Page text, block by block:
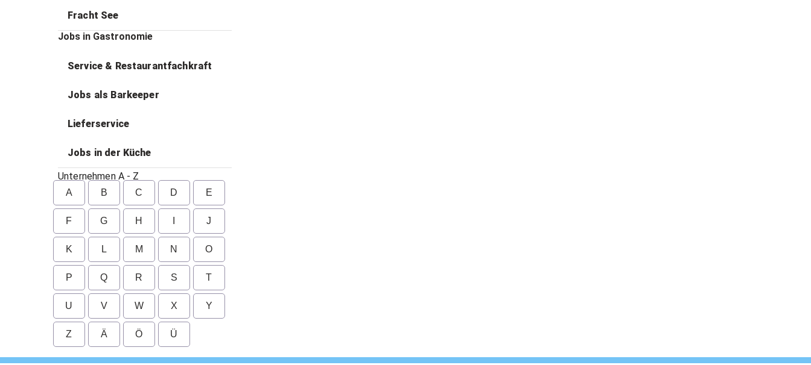
Fracht See
Jobs in Gastronomie
Service & Restaurantfachkraft
Jobs als Barkeeper
Lieferservice
Jobs in der Küche
Unternehmen A - Z
A B C D E
F G H J
K L M N O
P Q R S T
U V W X Y
Z Ä Ö Ü